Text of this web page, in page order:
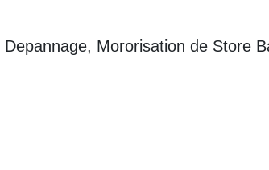
Depannage, Mororisation de Store